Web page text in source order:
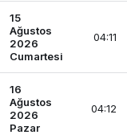
15
Ağustos
2026
Cumartesi
04:11
16
Ağustos
2026
Pazar
04:12